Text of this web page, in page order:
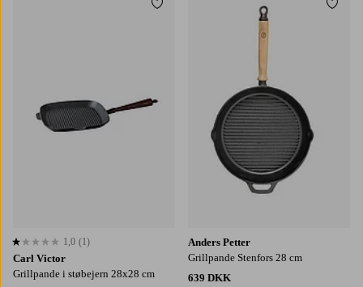
Carl Victor
Grillpande i støbejern 28x28 cm
1,0 baseret på 1 bedømmelser
1,0 (1)
Tilføj til favoritter
Anders Petter
Grillpande Stenfors 28 cm
639 DKK